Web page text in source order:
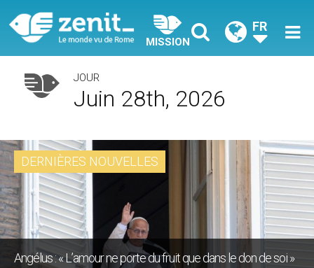
MISSION
FR
JOUR
Juin 28th, 2026
DERNIÈRES NOUVELLES
Angélus : « L’amour ne porte du fruit que dans le don de soi »